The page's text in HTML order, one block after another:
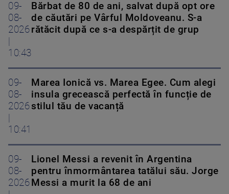
09-
08-
2026
10:43
Bărbat de 80 de ani, salvat după opt ore
de căutări pe Vârful Moldoveanu. S-a
rătăcit după ce s-a despărțit de grup
09-
08-
2026
10:41
Marea Ionică vs. Marea Egee. Cum alegi
insula grecească perfectă în funcție de
stilul tău de vacanță
09-
08-
2026
Lionel Messi a revenit în Argentina
pentru înmormântarea tatălui său. Jorge
Messi a murit la 68 de ani